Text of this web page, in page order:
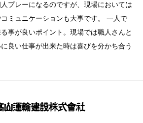
プレーになるのですが、現場においては
ミュニケーションも大事です。 一人で
事が良いポイント。現場では職人さんと
良い仕事が出来た時は喜びを分かち合う